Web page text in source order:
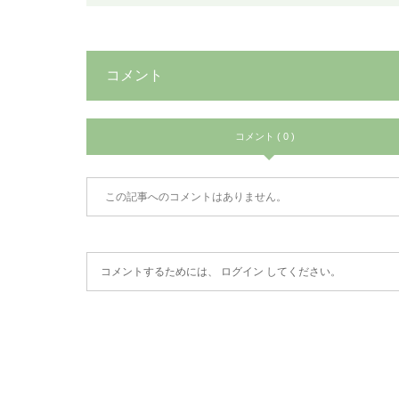
コメント
コメント ( 0 )
この記事へのコメントはありません。
コメントするためには、 ログイン してください。